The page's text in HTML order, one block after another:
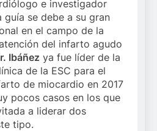
e investigador
se debe a su gran
en el campo de la
del infarto agudo
Ibáñez ya fue líder de la
de la ESC para el
de miocardio en 2017
pocos casos en los que
a liderar dos
tipo.